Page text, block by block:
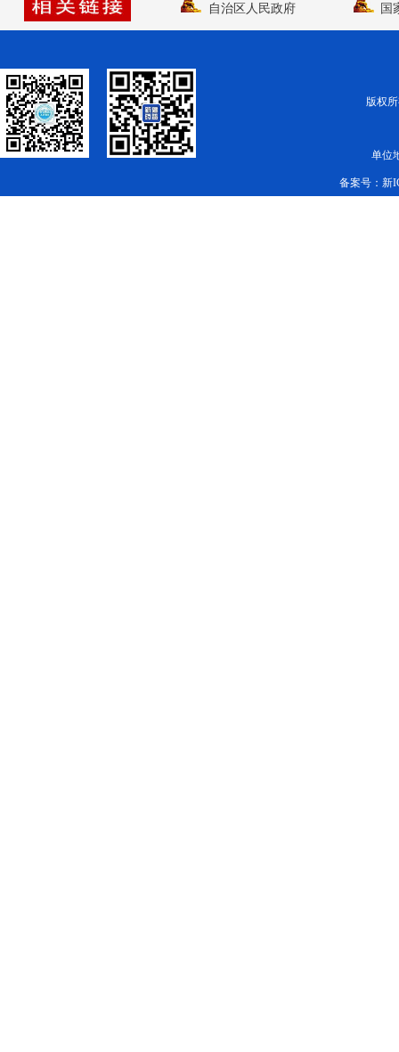
自治区人民政府 国
版权
单位
备案号： 新